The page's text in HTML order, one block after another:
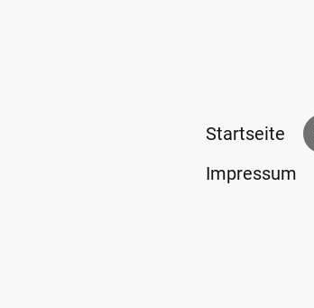
Startseite
Impressum